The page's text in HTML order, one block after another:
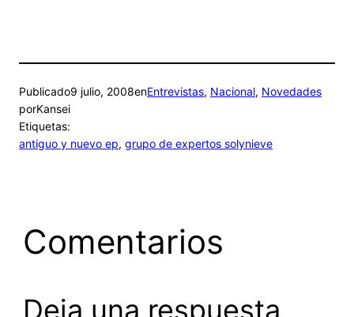
Publicado9 julio, 2008enEntrevistas, Nacional, Novedades
porKansei
Etiquetas:
antiguo y nuevo ep, grupo de expertos solynieve
Comentarios
Deja una respuesta